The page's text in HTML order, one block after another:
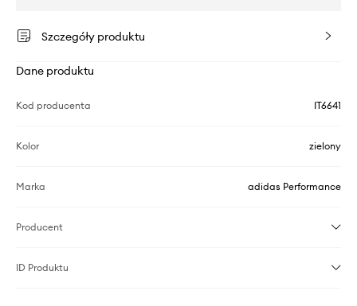
Szczegóły produktu
Dane produktu
Kod producenta IT6641
Kolor zielony
Marka adidas Performance
Producent
ID Produktu